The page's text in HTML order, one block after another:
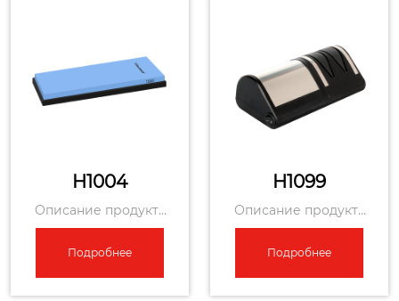
H1004
Описание продукта
Односторонний точи
льный камень из бел
ого корунда 1000 гри
т H1004 – про...
Подробнее
H1099
Описание продукта
Электрическая точил
ка для ножей с автом
атической регулиро
вкой угла H1099 ...
Подробнее